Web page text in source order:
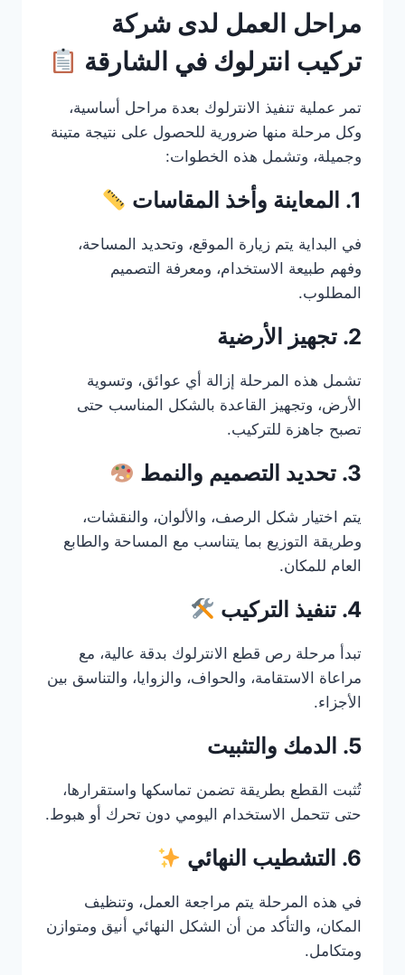
مراحل العمل لدى شركة
تركيب انترلوك في الشارقة
تمر عملية تنفيذ الانترلوك بعدة مراحل أساسية،
وكل مرحلة منها ضرورية للحصول على نتيجة متينة
وجميلة، وتشمل هذه الخطوات:
1. المعاينة وأخذ المقاسات
في البداية يتم زيارة الموقع، وتحديد المساحة،
وفهم طبيعة الاستخدام، ومعرفة التصميم
المطلوب.
2. تجهيز الأرضية
تشمل هذه المرحلة إزالة أي عوائق، وتسوية
الأرض، وتجهيز القاعدة بالشكل المناسب حتى
تصبح جاهزة للتركيب.
3. تحديد التصميم والنمط
يتم اختيار شكل الرصف، والألوان، والنقشات،
وطريقة التوزيع بما يتناسب مع المساحة والطابع
العام للمكان.
4. تنفيذ التركيب
تبدأ مرحلة رص قطع الانترلوك بدقة عالية، مع
مراعاة الاستقامة، والحواف، والزوايا، والتناسق بين
الأجزاء.
5. الدمك والتثبيت
تُثبت القطع بطريقة تضمن تماسكها واستقرارها،
حتى تتحمل الاستخدام اليومي دون تحرك أو هبوط.
6. التشطيب النهائي
في هذه المرحلة يتم مراجعة العمل، وتنظيف
المكان، والتأكد من أن الشكل النهائي أنيق ومتوازن
ومتكامل.